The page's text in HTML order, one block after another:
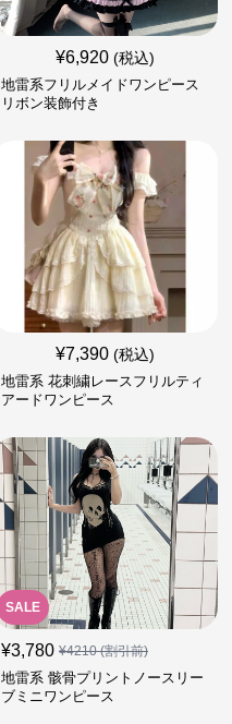
¥6,920 (税込)
地雷系フリルメイドワンピース
リボン装飾付き
¥7,390 (税込)
地雷系 花刺繍レースフリルティ
アードワンピース
SALE
¥3,780 ¥4210(割引前)
地雷系 骸骨プリントノースリー
ブミニワンピース